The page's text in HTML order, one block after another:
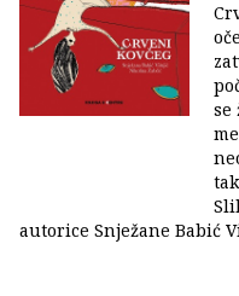
se
autorice Snježane Babić